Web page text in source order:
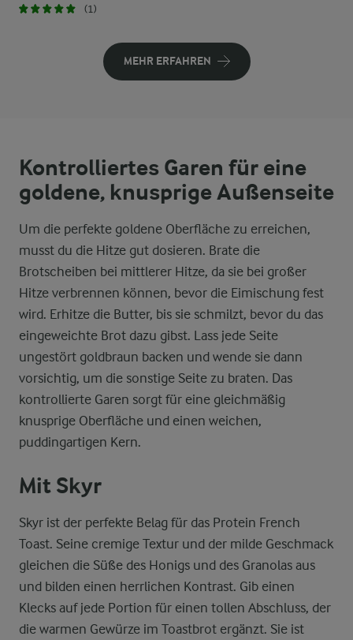
(1)
MEHR ERFAHREN
Kontrolliertes Garen für eine
goldene, knusprige Außenseite
Um die perfekte goldene Oberfläche zu erreichen,
musst du die Hitze gut dosieren. Brate die
Brotscheiben bei mittlerer Hitze, da sie bei großer
Hitze verbrennen können, bevor die Eimischung fest
wird. Erhitze die Butter, bis sie schmilzt, bevor du das
eingeweichte Brot dazu gibst. Lass jede Seite
ungestört goldbraun backen und wende sie dann
vorsichtig, um die sonstige Seite zu braten. Das
kontrollierte Garen sorgt für eine gleichmäßig
knusprige Oberfläche und einen weichen,
puddingartigen Kern.
Mit Skyr
Skyr ist der perfekte Belag für das Protein French
Toast. Seine cremige Textur und der milde Geschmack
gleichen die Süße des Honigs und des Granolas aus
und bilden einen herrlichen Kontrast. Gib einen
Klecks auf jede Portion für einen tollen Abschluss, der
die warmen Gewürze im Toastbrot ergänzt. Sie ist